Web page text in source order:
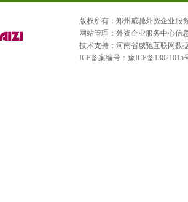
版权所有：郑州威驰外资企业服
网站管理：外资企业服务中心信
技术支持：河南省威驰互联网数
ICP备案编号： 豫ICP备13021015